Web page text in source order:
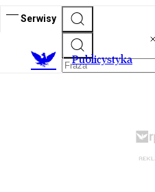
Serwisy
Publicystyka